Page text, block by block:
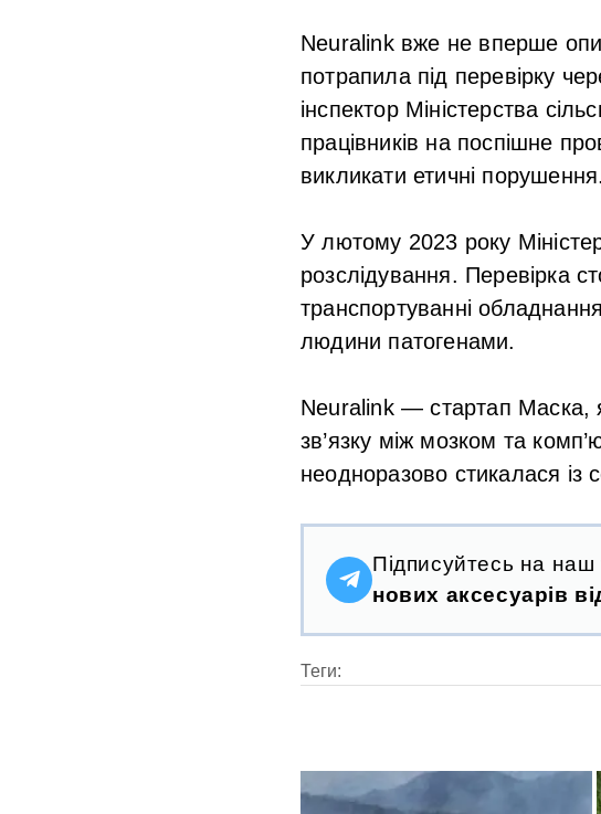
Neuralink вже не вперше
потрапила під перевірку
інспектор Міністерства
працівників на поспішне
викликати етичні порушення.
У лютому 2023 року
розслідування. Перевірка
транспортуванні
людини патогенами.
Neuralink — стартап Маска,
зв’язку між мозком та
неодноразово стикалася із
Підписуйтесь на наш
нових аксесуарів
Теги: